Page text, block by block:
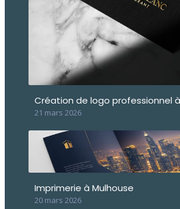
Création de logo professionnel
21 mars 2026
Imprimerie à Mulhouse
20 mars 2026